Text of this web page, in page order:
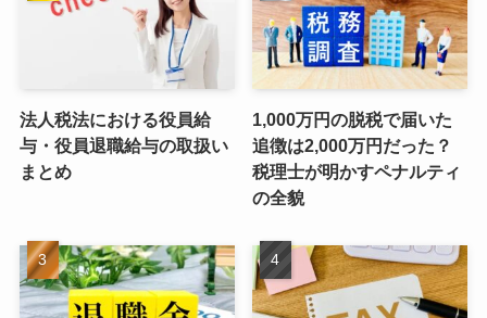
法人税法における役員給
与・役員退職給与の取扱い
まとめ
1,000万円の脱税で届いた
追徴は2,000万円だった？
税理士が明かすペナルティ
の全貌